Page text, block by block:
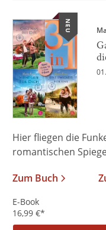
NEU
Hier fliegen die
romantischen
Zum Buch
E-Book
16,99 €*